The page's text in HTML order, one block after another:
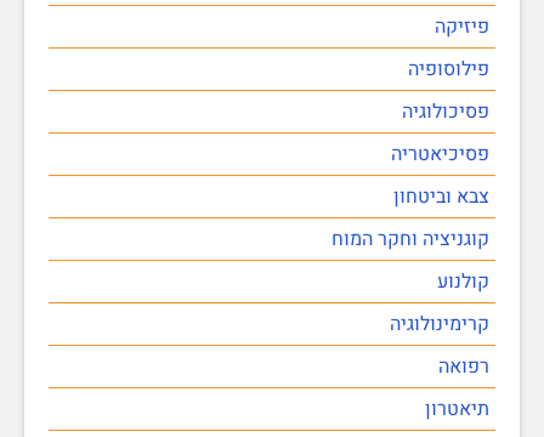
פיזיקה
פילוסופיה
פסיכולוגיה
פסיכיאטריה
צבא וביטחון
קוגניציה וחקר המוח
קולנוע
קרימינולוגיה
רפואה
תיאטרון